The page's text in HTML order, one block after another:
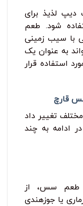
لذیذ برای
شود. طعم
با سیب ‌زمینی
به عنوان یک
استفاده قرار
قارچ
تغییر داد
ادامه به چند
طعم سس، از
یا جوزهندی